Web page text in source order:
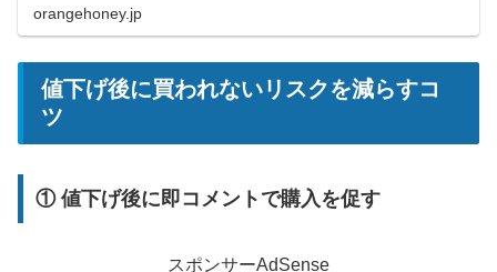
orangehoney.jp
値下げ後に買われないリスクを減らすコ
ツ
① 値下げ後に即コメントで購入を促す
スポンサーAdSense